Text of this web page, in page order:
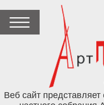
Веб сайт